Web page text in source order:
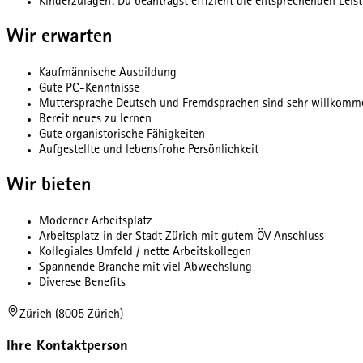
Wir erwarten
Kaufmännische Ausbildung
Gute PC-Kenntnisse
Muttersprache Deutsch und Fremdsprachen sind sehr
Bereit neues zu lernen
Gute organistorische Fähigkeiten
Aufgestellte und lebensfrohe Persönlichkeit
Wir bieten
Moderner Arbeitsplatz
Arbeitsplatz in der Stadt Zürich mit gutem ÖV Anschluss
Kollegiales Umfeld / nette Arbeitskollegen
Spannende Branche mit viel Abwechslung
Diverese Benefits
Zürich (8005 Zürich)
Ihre Kontaktperson